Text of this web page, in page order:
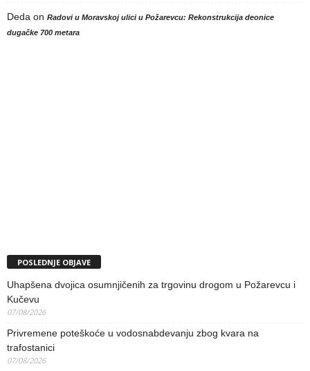
Deda on Radovi u Moravskoj ulici u Požarevcu: Rekonstrukcija deonice
dugačke 700 metara
POSLEDNJE OBJAVE
Uhapšena dvojica osumnjičenih za trgovinu drogom u Požarevcu i
Kučevu
07/08/2026
Privremene poteškoće u vodosnabdevanju zbog kvara na
trafostanici
07/08/2026